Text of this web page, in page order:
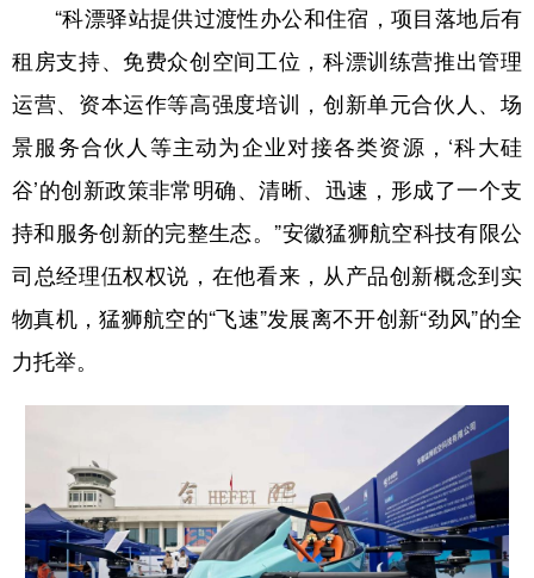
地方频道
北京 天津 河北 山西
辽宁 吉林 上海 江苏
浙江 安徽 福建 江西
山东 河南 湖北 湖南
西藏
陕西 甘肃 青海 宁夏
新疆 内蒙古 黑龙江
“科漂驿站提供过渡性办公和住宿，项目落地后有
租房支持、免费众创空间工位，科漂训练营推出管理
运营、资本运作等高强度培训，创新单元合伙人、场
景服务合伙人等主动为企业对接各类资源，‘科大硅
谷’的创新政策非常明确、清晰、迅速，形成了一个支
持和服务创新的完整生态。”安徽猛狮航空科技有限公
司总经理伍权权说，在他看来，从产品创新概念到实
物真机，猛狮航空的“飞速”发展离不开创新“劲风”的全
力托举。